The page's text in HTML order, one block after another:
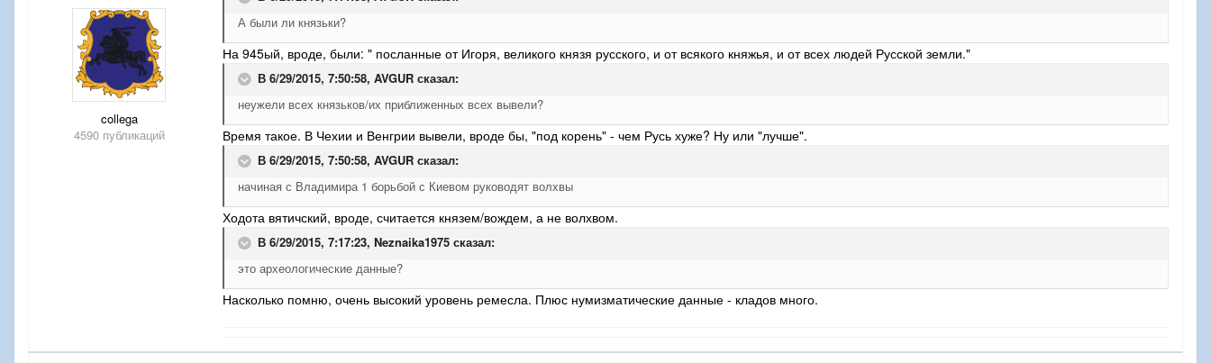
collega
4590 публикаций
А были ли князьки?
На 945ый, вроде, были: " посланные от Игоря, великого князя русского, и от всякого княжья, и от всех людей Русской земли."
В 6/29/2015, 7:50:58, AVGUR сказал:
неужели всех князьков/их приближенных всех вывели?
Время такое. В Чехии и Венгрии вывели, вроде бы, "под корень" - чем Русь хуже? Ну или "лучше".
В 6/29/2015, 7:50:58, AVGUR сказал:
начиная с Владимира 1 борьбой с Киевом руководят волхвы
Ходота вятичский, вроде, считается князем/вождем, а не волхвом.
В 6/29/2015, 7:17:23, Neznaika1975 сказал:
это археологические данные?
Насколько помню, очень высокий уровень ремесла. Плюс нумизматические данные - кладов много.